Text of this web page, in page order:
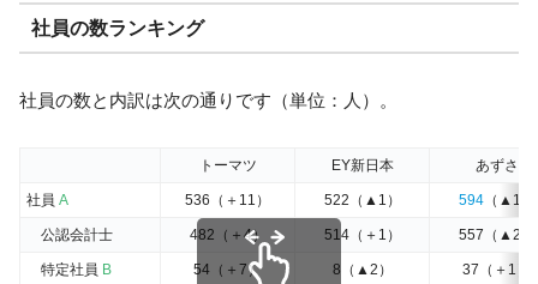
社員の数ランキング
社員の数と内訳は次の通りです（単位：人）。
トーマツ EY新日本 あずさ
社員 A 536（＋11） 522（▲1） 594（▲1）
公認会計士 482（＋4） 514（＋1） 557（▲2）
特定社員 B 54（＋7） 8（▲2） 37（＋1）